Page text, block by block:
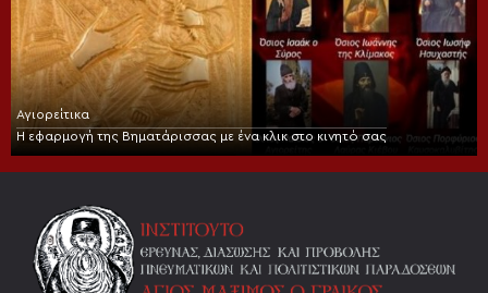
Αγιορείτικα
Η εφαρμογή της Βηματάρισσας με ένα κλικ στο κινητό σας